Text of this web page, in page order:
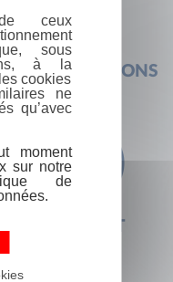
AUX QUESTIONS
CONTACT
ceux
sous
à la
cookies
ne
qu’avec
moment
sur notre
de